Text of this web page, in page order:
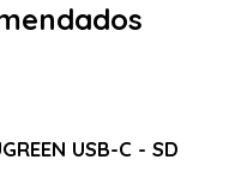
USB-C - SD